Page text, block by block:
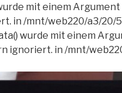
mit einem
in /mnt/web220/a3/
wurde mit einem
ignoriert. in /mnt/